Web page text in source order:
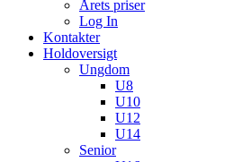
Årets priser
Log In
Kontakter
Holdoversigt
Ungdom
U8
U10
U12
U14
Senior